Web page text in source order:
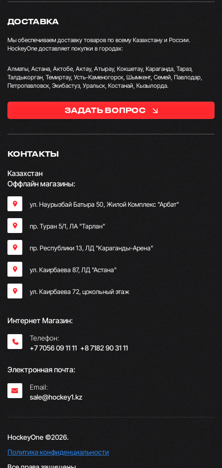
КОНТАКТЫ
Казахстан
Оффлайн магазины:
ул. Наурызбай Батыра 50, Жилой Комплекс "Арбат"
пр. Туран 5/1, ЛА "Тарлан"
пр. Республики 13, ​ЛД "Караганды-Арена"
ул. Каирбаева 87, ЛД "Астана"
ул. Каирбаева 72, цокольный этаж
Интернет Магазин:
Телефон:
+7 7056 09 11 11; +8 7182 90 31 11
Электронная почта:
Email:
sale@hockey1.kz
ДОСТАВКА
Мы обеспечиваем доставку товаров по всему Казахстану и России.
HockeyOne доставляет покупки в городах:
Алматы, Астана, Актобе, Актау, Атырау, Кокшетау, Караганда, Тараз,
Талдыкорган, Темиртау, Усть-Каменогорск, Шымкент, Семей, Павлодар,
Петропавловск, Экибастуз, Уральск, Костанай, Кызылорда.
ЗАДАТЬ ВОПРОС
HockeyOne ©2026.
Политика конфиденциальности